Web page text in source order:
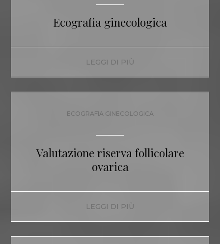
Ecografia ginecologica
LEGGI DI PIÙ
ECOGRAFIA GINECOLOGICA
Valutazione riserva follicolare
ovarica
LEGGI DI PIÙ